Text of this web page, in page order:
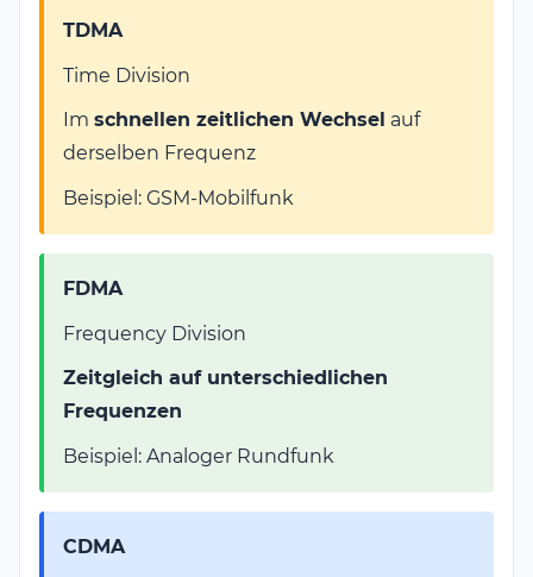
TDMA
Time Division
Im schnellen zeitlichen Wechsel auf
derselben Frequenz
Beispiel: GSM-Mobilfunk
FDMA
Frequency Division
Zeitgleich auf unterschiedlichen
Frequenzen
Beispiel: Analoger Rundfunk
CDMA